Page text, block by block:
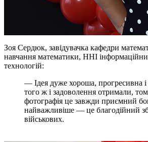
Зоя Сердюк, завідувачка кафедри
навчання математики, ННІ
технологій:
— Ідея дуже хороша, прогресивна і
того ж і задоволення отримали,
фотографія це завжди приємний
найважливіше — це благодійний
військових.